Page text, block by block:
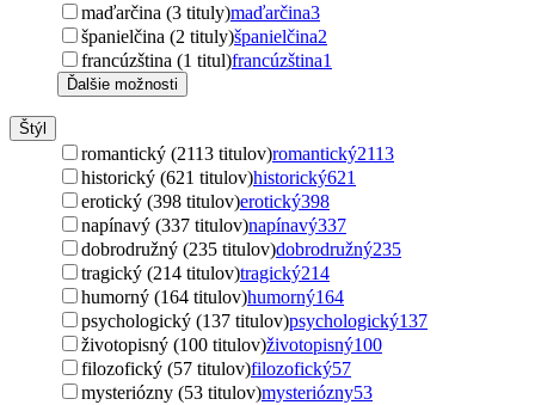
maďarčina (3 tituly)maďarčina3
španielčina (2 tituly)španielčina2
francúzština (1 titul)francúzština1
Ďalšie možnosti
Štýl
romantický (2113 titulov)romantický2113
historický (621 titulov)historický621
erotický (398 titulov)erotický398
napínavý (337 titulov)napínavý337
dobrodružný (235 titulov)dobrodružný235
tragický (214 titulov)tragický214
humorný (164 titulov)humorný164
psychologický (137 titulov)psychologický137
životopisný (100 titulov)životopisný100
filozofický (57 titulov)filozofický57
mysteriózny (53 titulov)mysteriózny53